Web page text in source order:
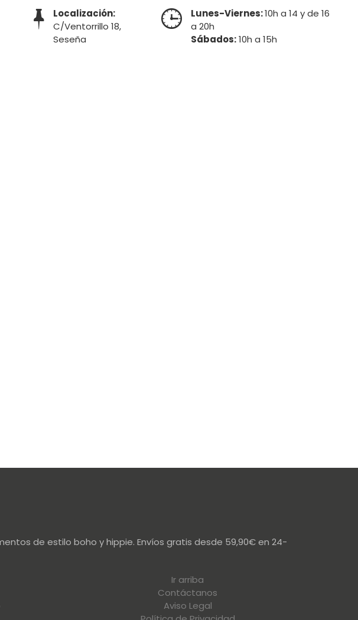

Localización:
C/Ventorrillo 18,
Seseña
 Lunes-Viernes:10h a 14 y de 16
a 20h
Sábados:10h a 15h
de estilo boho y hippie. Envíos gratis desde 59,90€ en 24-
Ir arriba
Contáctanos
Aviso Legal